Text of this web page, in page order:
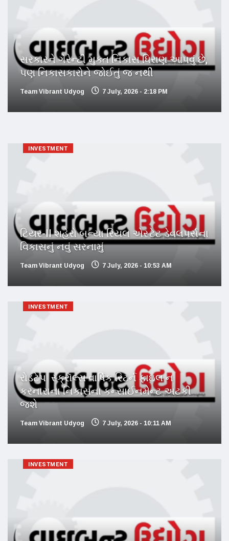
સરકારને ગેરેન્ટી મુક્ત નિકાસ ધિરાણ આપવું છે,
પણ નિકાસકારોને જોઈતું જ નથી
Team Vibrant Udyog 7 July, 2026 - 2:18 PM
INVESTMENT
ટિયર-II શહેરો બન્યા રિયલ એસ્ટેટ ડેવલપર્સના
વિકાસનું નવું સરનામું
Team Vibrant Udyog 7 July, 2026 - 10:53 AM
INVESTMENT
રોડટેપ સ્ક્રૉલ્સ વાર્ષિક રિટર્ન ફાઇલ ન
કરનારાના નિકાસના કન્સાઈનમેેન્ટ અટકી
જશે
Team Vibrant Udyog 7 July, 2026 - 10:11 AM
INVESTMENT